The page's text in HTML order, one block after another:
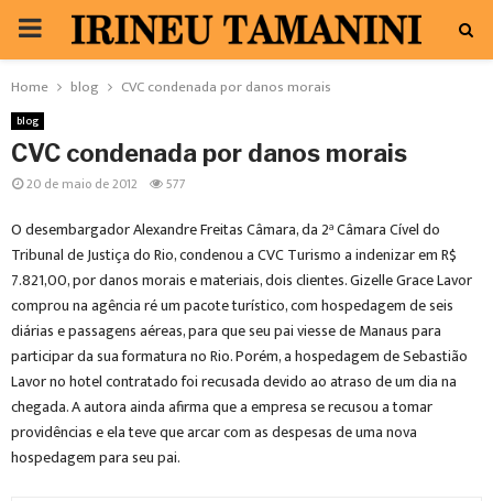
PRIMARY
MENU
Home blog CVC condenada por danos morais
blog
CVC condenada por danos morais
20 de maio de 2012 577
O desembargador Alexandre Freitas Câmara, da 2ª Câmara Cível do
Tribunal de Justiça do Rio, condenou a CVC Turismo a indenizar em R$
7.821,00, por danos morais e materiais, dois clientes. Gizelle Grace Lavor
comprou na agência ré um pacote turístico, com hospedagem de seis
diárias e passagens aéreas, para que seu pai viesse de Manaus para
participar da sua formatura no Rio. Porém, a hospedagem de Sebastião
Lavor no hotel contratado foi recusada devido ao atraso de um dia na
chegada. A autora ainda afirma que a empresa se recusou a tomar
providências e ela teve que arcar com as despesas de uma nova
hospedagem para seu pai.